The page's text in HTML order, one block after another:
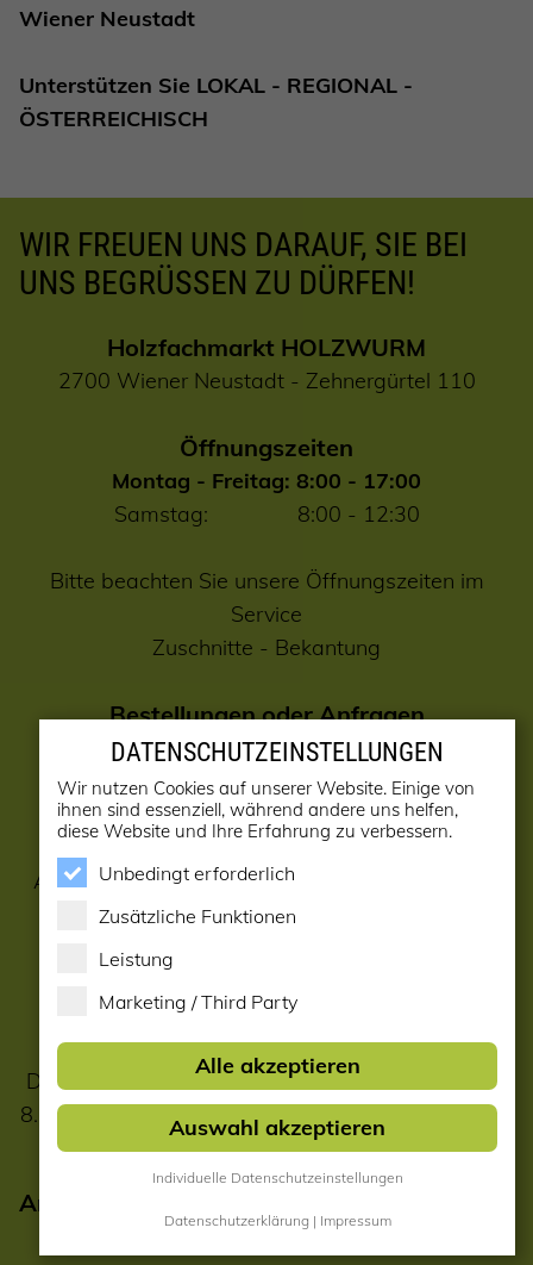
Wiener Neustadt
Unterstützen Sie LOKAL - REGIONAL -
ÖSTERREICHISCH
WIR FREUEN UNS DARAUF, SIE BEI
UNS BEGRÜSSEN ZU DÜRFEN!
Holzfachmarkt HOLZWURM
2700 Wiener Neustadt - Zehnergürtel 110
Öffnungszeiten
Montag - Freitag: 8:00 - 17:00
Samstag: 8:00 - 12:30
Bitte beachten Sie unsere Öffnungszeiten im
Service
Zuschnitte - Bekantung
Bestellungen oder Anfragen
E-Mail:verkauf@holzwurm.at
E-Mail:info@holzwurm.at(Büro)
Bitte hinterlassen Sie bei Bestellungen oder
Anfragen ihre Telefonnummer, damit wir Sie bei
eventuellen Rückfragen erreichen können.
Hotline:02622 21212-0
Der führende Holzfachmarkt im südlichen NÖ auf
8.000 m2, Familienbetrieb seit mehr als 85 Jahren.
Anmeldung zum Newsletter
DATENSCHUTZEINSTELLUNGEN
Wir nutzen Cookies auf unserer Website. Einige von
ihnen sind essenziell, während andere uns helfen,
diese Website und Ihre Erfahrung zu verbessern.
Unbedingt erforderlich
Zusätzliche Funktionen
Leistung
Marketing / Third Party
Alle akzeptieren
Auswahl akzeptieren
Individuelle Datenschutzeinstellungen
Datenschutzerklärung | Impressum